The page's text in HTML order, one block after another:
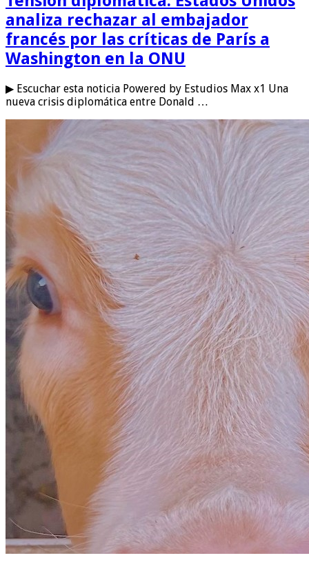
analiza rechazar al embajador
francés por las críticas de París a
Washington en la ONU
▶ Escuchar esta noticia Powered by Estudios Max x1 Una
nueva crisis diplomática entre Donald …